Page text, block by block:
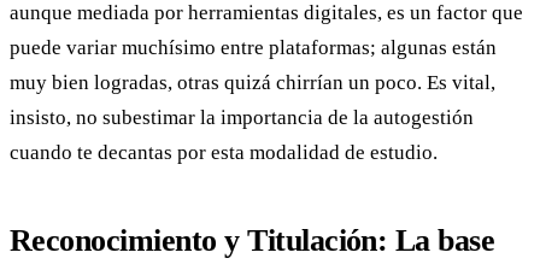
aunque mediada por herramientas digitales, es un factor que
puede variar muchísimo entre plataformas; algunas están
muy bien logradas, otras quizá chirrían un poco. Es vital,
insisto, no subestimar la importancia de la autogestión
cuando te decantas por esta modalidad de estudio.
Reconocimiento y Titulación: La base